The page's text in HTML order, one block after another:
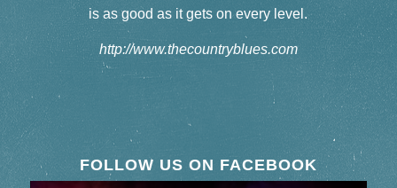
is as good as it gets on every level.
http://www.thecountryblues.com
FOLLOW US ON FACEBOOK